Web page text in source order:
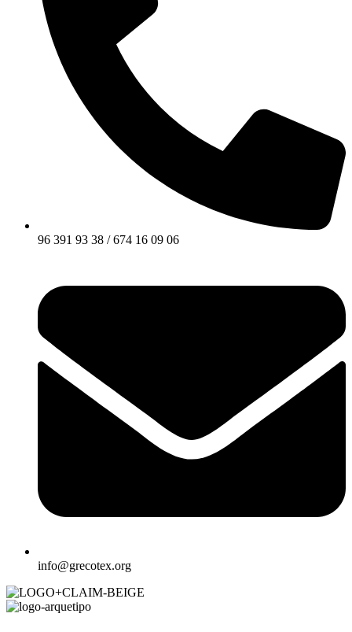
96 391 93 38 / 674 16 09 06
info@grecotex.org